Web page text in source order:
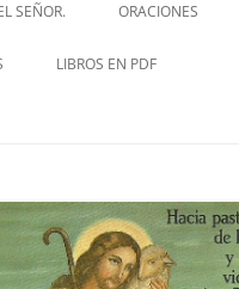
SEÑOR. ORACIONES
VIA CRUCIS
LIBROS EN PDF